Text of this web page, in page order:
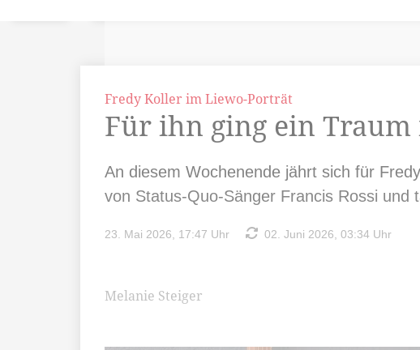
Fredy Koller im Liewo-Porträt
Für ihn ging ein
An diesem Wochenende jährt sich für
von Status-Quo-Sänger Francis Rossi und
23. Mai 2026, 17:47 Uhr 02. Juni 2026, 03:34 Uhr
Melanie Steiger